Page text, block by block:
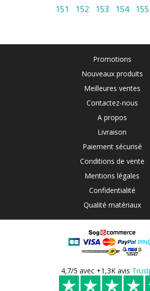
151
152 153 154 155
Promotions
Nouveaux produits
Meilleures ventes
Contactez-nous
A propos
Livraison
Paiement sécurisé
Conditions de vente
Mentions légales
Confidentialité
Qualité matériaux
4,7/5 avec +1,3K avis